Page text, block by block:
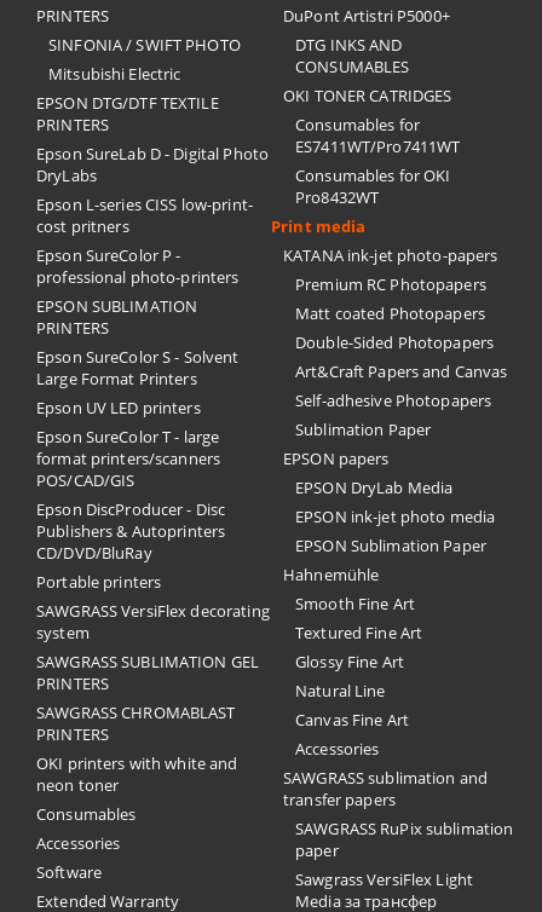
PRINTERS
SINFONIA / SWIFT PHOTO
Mitsubishi Electric
EPSON DTG/DTF TEXTILE
PRINTERS
Epson SureLab D - Digital Photo
DryLabs
Epson L-series CISS low-print-
cost pritners
Epson SureColor P -
professional photo-printers
EPSON SUBLIMATION
PRINTERS
Epson SureColor S - Solvent
Large Format Printers
Epson UV LED printers
Epson SureColor T - large
format printers/scanners
POS/CAD/GIS
Epson DiscProducer - Disc
Publishers & Autoprinters
CD/DVD/BluRay
Portable printers
SAWGRASS VersiFlex decorating
system
SAWGRASS SUBLIMATION GEL
PRINTERS
SAWGRASS CHROMABLAST
PRINTERS
OKI printers with white and
neon toner
Consumables
Accessories
Software
Extended Warranty
DuPont Artistri P5000+
DTG INKS AND
CONSUMABLES
OKI TONER CATRIDGES
Consumables for
ES7411WT/Pro7411WT
Consumables for OKI
Pro8432WT
Print media
KATANA ink-jet photo-papers
Premium RC Photopapers
Matt coated Photopapers
Double-Sided Photopapers
Art&Craft Papers and Canvas
Self-adhesive Photopapers
Sublimation Paper
EPSON papers
EPSON DryLab Media
EPSON ink-jet photo media
EPSON Sublimation Paper
Hahnemühle
Smooth Fine Art
Textured Fine Art
Glossy Fine Art
Natural Line
Canvas Fine Art
Accessories
SAWGRASS sublimation and
transfer papers
SAWGRASS RuPix sublimation
paper
Sawgrass VersiFlex Light
Media за трансфер